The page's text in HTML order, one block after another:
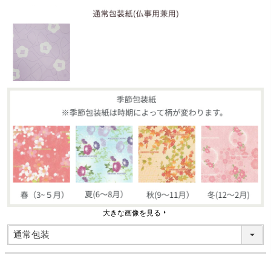
須
大きな画像を見る